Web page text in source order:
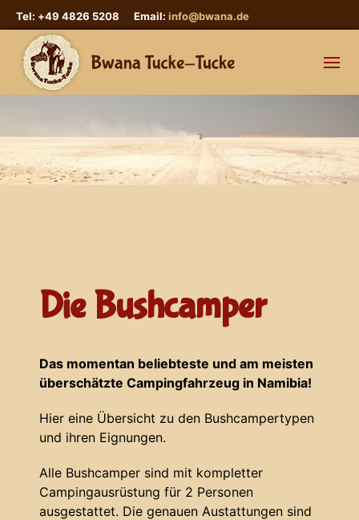
Tel: +49 4826 5208 Email: info@bwana.de
Die Bushcamper
Das momentan beliebteste und am meisten
überschätzte Campingfahrzeug in Namibia!
Hier eine Übersicht zu den Bushcampertypen
und ihren Eignungen.
Alle Bushcamper sind mit kompletter
Campingausrüstung für 2 Personen
ausgestattet. Die genauen Austattungen sind